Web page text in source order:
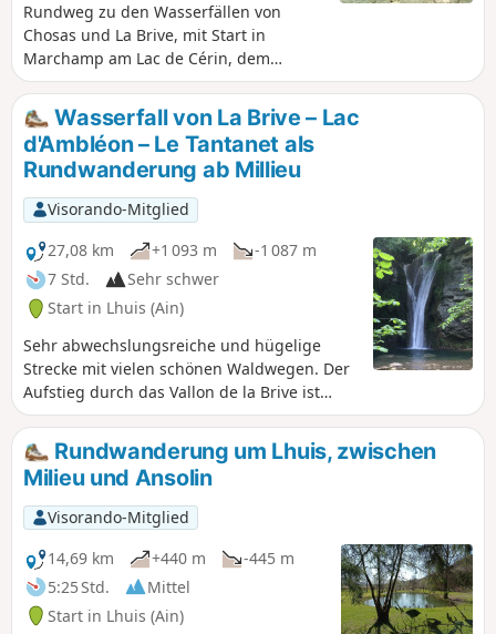
Rundweg zu den Wasserfällen von
Chosas und La Brive, mit Start in
Marchamp am Lac de Cérin, dem
Fossiliensteinbruch, dem
paläoökologischen Museum über den
Weg „Sur les traces des carriers” (Auf
den Spuren der Steinbrecher) und den
alten Mühlen.
Wasserfall von La Brive – Lac
d'Ambléon – Le Tantanet als
Rundwanderung ab Millieu
Visorando-Mitglied
27,08 km
+1 093 m
-1 087 m
7 Std.
Sehr schwer
Start in Lhuis (Ain)
Sehr abwechslungsreiche und hügelige
Strecke mit vielen schönen Waldwegen. Der
Aufstieg durch das Vallon de la Brive ist
wunderschön. Der Besuch der
Kalksteinbrüche ist vor Ort sehr gut
ausgeschildert. Der Abschnitt auf dem
Kamm desGR®59wird diejenigen
zufriedenstellen, die noch kräftige Beine
haben. Die Strecke ist größtenteils schattig
oder überdacht und daher ideal bei heißem
Wetter.
Rundwanderung um Lhuis, zwischen
Milieu und Ansolin
Visorando-Mitglied
14,69 km
+440 m
-445 m
5:25 Std.
Mittel
Start in Lhuis (Ain)